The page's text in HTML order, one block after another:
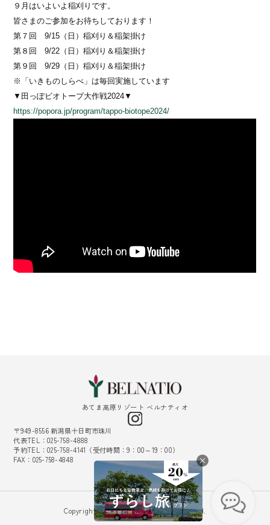
９月はいよいよ稲刈りです。
皆さまのご参加をお待ちしております！
第７回 9/15（日）稲刈り＆稲架掛け
第８回 9/22（日）稲刈り＆稲架掛け
第９回 9/29（日）稲刈り＆稲架掛け
※「いきものしらべ」は毎回実施しています
▼田っぽビオトープ大作戦2024▼
https://popora.jp/program/tappo-biotope2024/
あてま高原リゾート ベルナティオ
〒949-8556 新潟県十日町市珠川
代表TEL：025-758-4888
予約TEL：025-758-4141（受付時間：9：00～19：00）
FAX：025-758-4848
採用情報
Copyright © Belnatio. All Rights Reserved.